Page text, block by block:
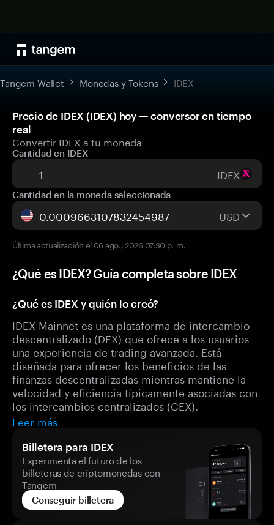
Tangem Wallet Monedas y Tokens IDEX
Precio de IDEX (IDEX) hoy — conversor en tiempo
real
Convertir IDEX a tu moneda
Cantidad en IDEX
IDEX
Cantidad en la moneda seleccionada
USD
Última actualización el 06 ago., 2026 07:30 p. m.
¿Qué es IDEX? Guía completa sobre IDEX
¿Qué es IDEX y quién lo creó?
IDEX Mainnet es una plataforma de intercambio
descentralizado (DEX) que ofrece a los usuarios
una experiencia de trading avanzada. Está
diseñada para ofrecer los beneficios de las
finanzas descentralizadas mientras mantiene la
velocidad y eficiencia típicamente asociadas con
los intercambios centralizados (CEX).
Leer más
Billetera para IDEX
Experimenta el futuro de los
billeteras de criptomonedas con
Tangem
Conseguir billetera